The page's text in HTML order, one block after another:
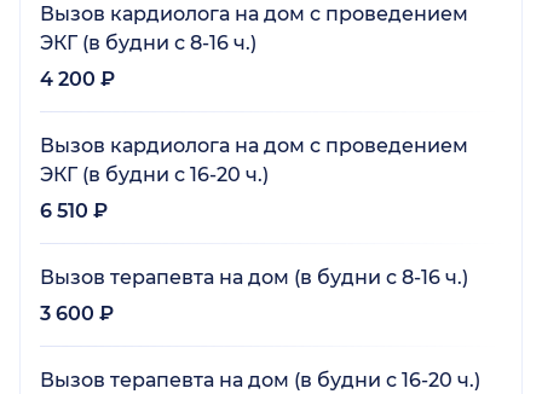
Вызов кардиолога на дом с проведением
ЭКГ (в будни с 8-16 ч.)
4 200 ₽
Вызов кардиолога на дом с проведением
ЭКГ (в будни с 16-20 ч.)
6 510 ₽
Вызов терапевта на дом (в будни с 8-16 ч.)
3 600 ₽
Вызов терапевта на дом (в будни с 16-20 ч.)